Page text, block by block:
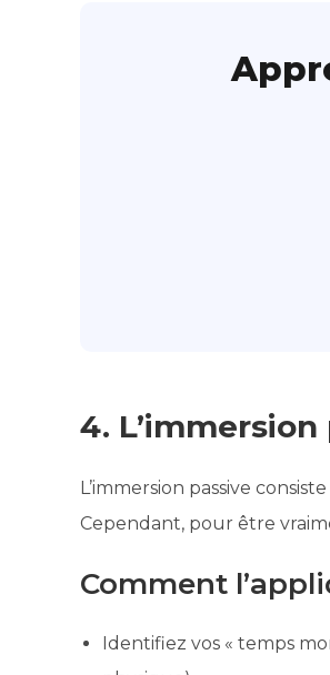
4.
L’immersion passive
Cependant, pour être
Comment
Identifiez vos « temps